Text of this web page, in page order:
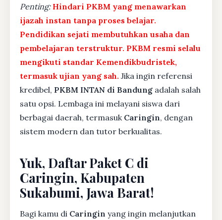
Penting: Hindari PKBM yang menawarkan
ijazah instan tanpa proses belajar.
Pendidikan sejati membutuhkan usaha dan
pembelajaran terstruktur. PKBM resmi selalu
mengikuti standar Kemendikbudristek,
termasuk ujian yang sah. Jika ingin referensi
kredibel, PKBM INTAN di Bandung adalah salah
satu opsi. Lembaga ini melayani siswa dari
berbagai daerah, termasuk Caringin, dengan
sistem modern dan tutor berkualitas.
Yuk, Daftar Paket C di
Caringin, Kabupaten
Sukabumi, Jawa Barat!
Bagi kamu di Caringin yang ingin melanjutkan